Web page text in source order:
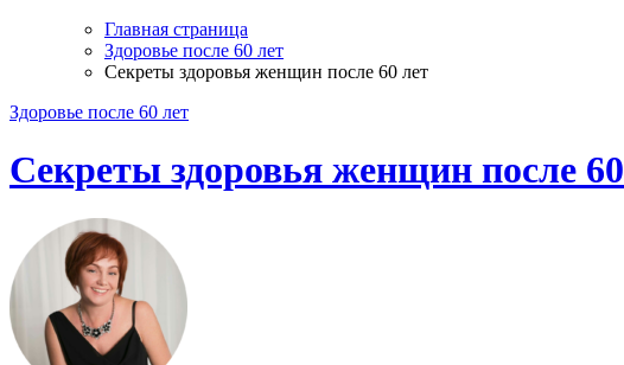
Главная страница
Здоровье после 60 лет
Секреты здоровья женщин после 60 лет
Здоровье после 60 лет
Секреты здоровья женщин после